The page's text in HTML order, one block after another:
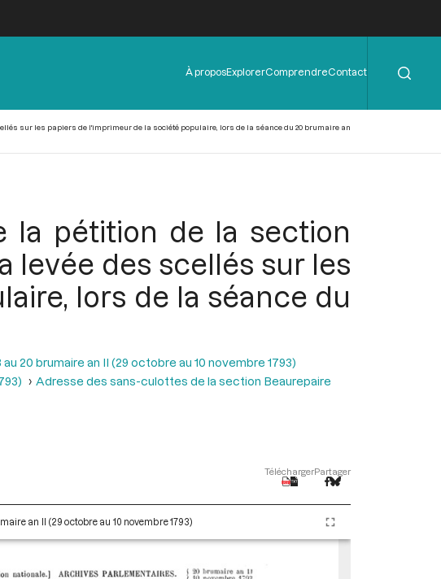
Menu
de
À proposExplorerComprendreContact
sur les papiers de l'imprimeur de la société populaire, lors de la séance du 20 brumaire an
la pétition de la section
levée des scellés sur les
lors de la séance du
au 20 brumaire an II (29 octobre au 10 novembre 1793)
Adresse des sans-culottes de la section Beaurepaire
TéléchargerPartager
an II (29 octobre au 10 novembre 1793)